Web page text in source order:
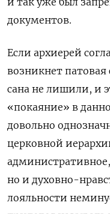
документов.
Если архиерей
возникнет
сана не лишили, и
«покаяние» в
довольно
церковной
но и духовно-
лояльности